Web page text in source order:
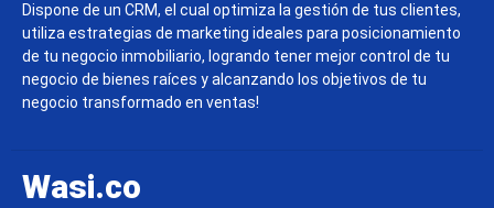
Dispone de un CRM, el cual optimiza la gestión de tus clientes,
utiliza estrategias de marketing ideales para posicionamiento
de tu negocio inmobiliario, logrando tener mejor control de tu
negocio de bienes raíces y alcanzando los objetivos de tu
negocio transformado en ventas!
Wasi.co